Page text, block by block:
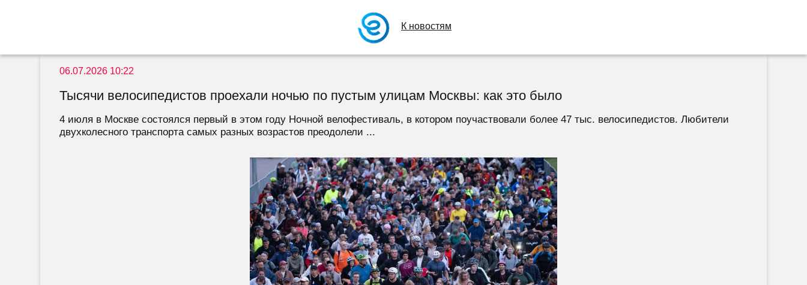
К новостям
06.07.2026 10:22
Тысячи велосипедистов проехали ночью по пустым улицам Москвы: как это было
4 июля в Москве состоялся первый в этом году Ночной велофестиваль, в котором поучаствовали более 47 тыс. велосипедистов. Любители
двухколесного транспорта самых разных возрастов преодолели ...